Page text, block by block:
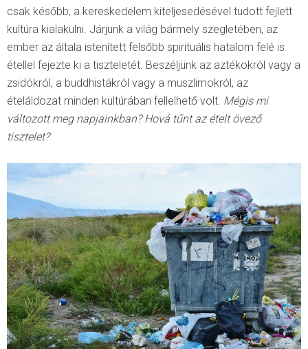
csak később, a kereskedelem kiteljesedésével tudott fejlett
kultúra kialakulni. Járjunk a világ bármely szegletében, az
ember az általa istenített felsőbb spirituális hatalom felé is
étellel fejezte ki a tiszteletét. Beszéljünk az aztékokról vagy a
zsidókról, a buddhistákról vagy a muszlimokról, az
ételáldozat minden kultúrában fellelhető volt. Mégis mi
változott meg napjainkban? Hová tűnt az ételt övező
tisztelet?